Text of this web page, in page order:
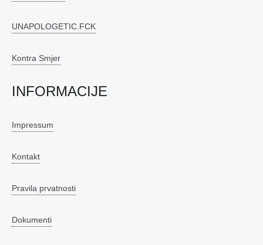
UNAPOLOGETIC.FCK
Kontra Smjer
INFORMACIJE
Impressum
Kontakt
Pravila prvatnosti
Dokumenti